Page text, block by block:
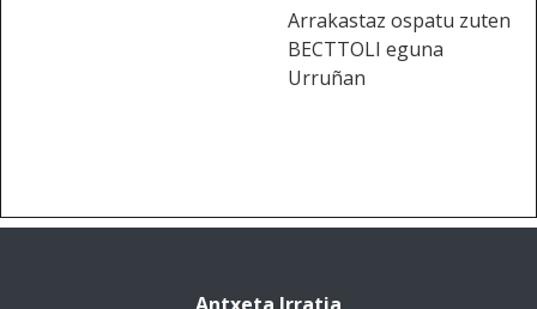
Arrakastaz ospatu zuten
BECTTOLI eguna
Urruñan